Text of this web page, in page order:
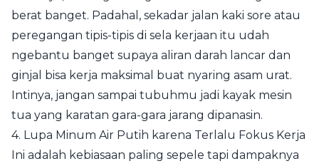
berat banget. Padahal, sekadar jalan kaki sore atau
peregangan tipis-tipis di sela kerjaan itu udah
ngebantu banget supaya aliran darah lancar dan
ginjal bisa kerja maksimal buat nyaring asam urat.
Intinya, jangan sampai tubuhmu jadi kayak mesin
tua yang karatan gara-gara jarang dipanasin.
4. Lupa Minum Air Putih karena Terlalu Fokus Kerja
Ini adalah kebiasaan paling sepele tapi dampaknya